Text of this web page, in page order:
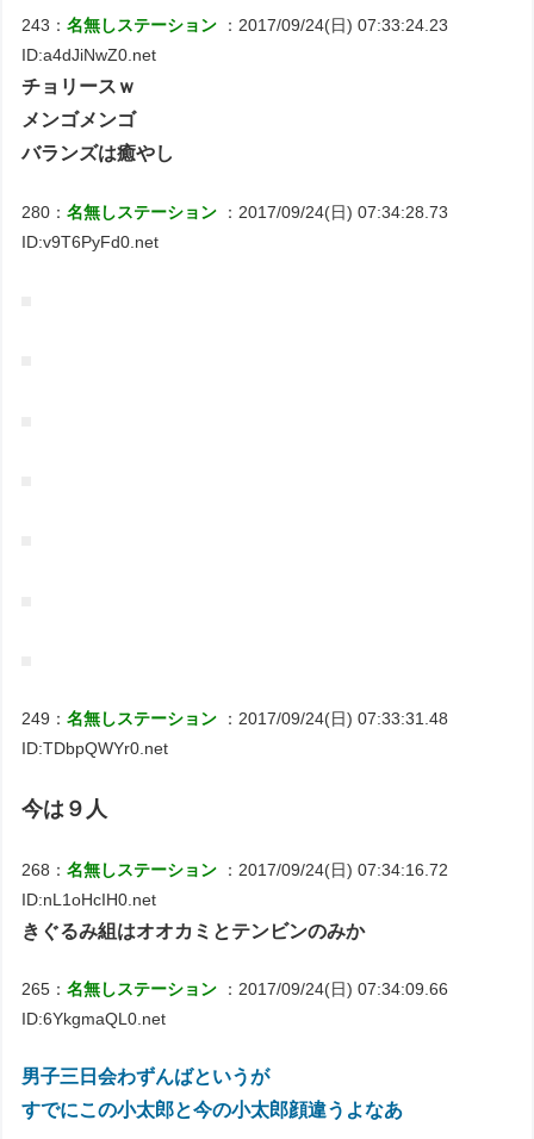
243：名無しステーション
：2017/09/24(日) 07:33:24.23
ID:a4dJiNwZ0.net
チョリースｗ
メンゴメンゴ
バランズは癒やし
280：名無しステーション
：2017/09/24(日) 07:34:28.73
ID:v9T6PyFd0.net
249：名無しステーション
：2017/09/24(日) 07:33:31.48
ID:TDbpQWYr0.net
今は９人
268：名無しステーション
：2017/09/24(日) 07:34:16.72
ID:nL1oHcIH0.net
きぐるみ組はオオカミとテンビンのみか
265：名無しステーション
：2017/09/24(日) 07:34:09.66
ID:6YkgmaQL0.net
男子三日会わずんばというが
すでにこの小太郎と今の小太郎顔違うよなあ